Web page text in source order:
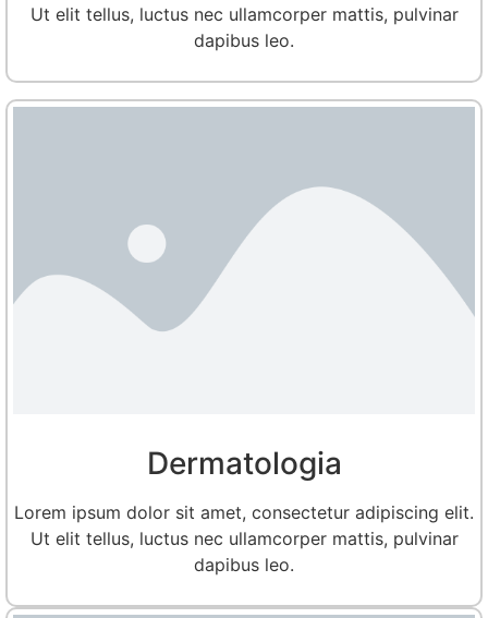
Ut elit tellus, luctus nec ullamcorper mattis, pulvinar
dapibus leo.
Dermatologia
Lorem ipsum dolor sit amet, consectetur adipiscing elit.
Ut elit tellus, luctus nec ullamcorper mattis, pulvinar
dapibus leo.